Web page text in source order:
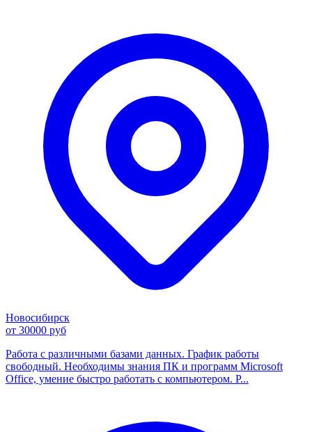
Новосибирск
от 30000 руб
Работа с различными базами данных. График работы
свободный. Необходимы знания ПК и программ Microsoft
Office, умение быстро работать с компьютером. Р...